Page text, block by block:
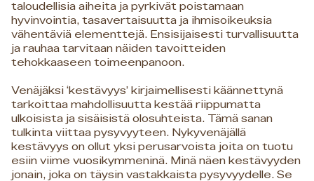
taloudellisia aiheita ja pyrkivät poistamaan
hyvinvointia, tasavertaisuutta ja ihmisoikeuksia
vähentäviä elementtejä. Ensisijaisesti turvallisuutta
ja rauhaa tarvitaan näiden tavoitteiden
tehokkaaseen toimeenpanoon.
Venäjäksi ‘kestävyys’ kirjaimellisesti käännettynä
tarkoittaa mahdollisuutta kestää riippumatta
ulkoisista ja sisäisistä olosuhteista. Tämä sanan
tulkinta viittaa pysyvyyteen. Nykyvenäjällä
kestävyys on ollut yksi perusarvoista joita on tuotu
esiin viime vuosikymmeninä. Minä näen kestävyyden
jonain, joka on täysin vastakkaista pysyvyydelle. Se